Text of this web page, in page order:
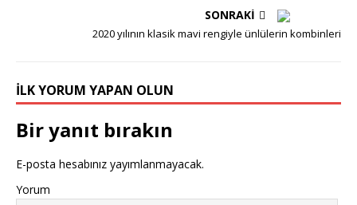
SONRAKI
2020 yılının klasik mavi rengiyle ünlülerin kombinleri
İLK YORUM YAPAN OLUN
Bir yanıt bırakın
E-posta hesabınız yayımlanmayacak.
Yorum